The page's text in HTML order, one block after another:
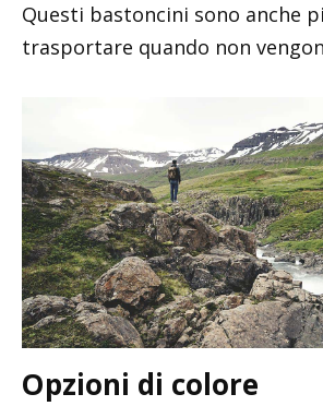
Questi bastoncini sono anche
trasportare quando non
Opzioni di colore